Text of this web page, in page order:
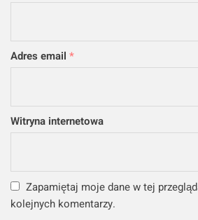
Adres email *
Witryna internetowa
Zapamiętaj moje dane w tej
kolejnych komentarzy.